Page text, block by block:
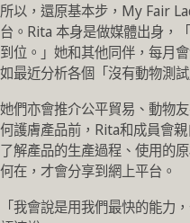
所以，還原基本步，My Fair
台。Rita 本身是做媒體出身，
到位。」她和其他同伴，每月
如最近分析各個「沒有動物測
她們亦會推介公平貿易、動物
何護膚產品前，Rita和成員會
了解產品的生產過程、使用的
何在，才會分享到網上平台。
「我會說是用我們最快的能力